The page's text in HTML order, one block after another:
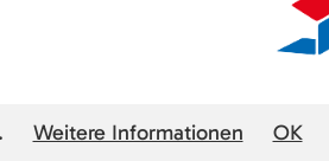
Weitere Informationen OK